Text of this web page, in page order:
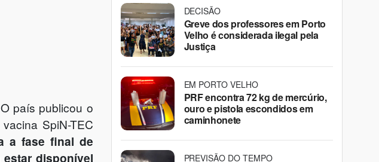
país publicou o
SpiN-TEC
a fase final de
disponível
DECISÃO
Greve dos professores em Porto
Velho é considerada ilegal pela
Justiça
EM PORTO VELHO
PRF encontra 72 kg de mercúrio,
ouro e pistola escondidos em
caminhonete
PREVISÃO DO TEMPO